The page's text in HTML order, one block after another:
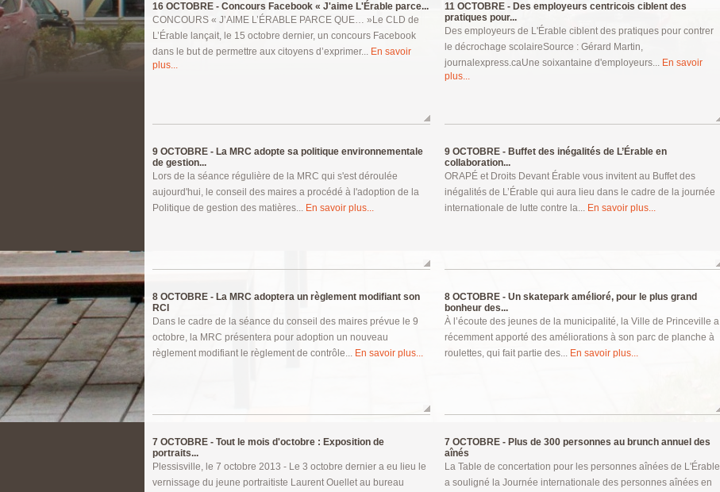
16 OCTOBRE - Concours Facebook « J'aime L'Érable parce...
CONCOURS « J’AIME L’ÉRABLE PARCE QUE… »Le CLD de
L’Érable lançait, le 15 octobre dernier, un concours Facebook
dans le but de permettre aux citoyens d’exprimer... En savoir
plus...
11 OCTOBRE - Des employeurs centricois ciblent des
pratiques pour...
Des employeurs de L'Érable ciblent des pratiques pour contrer
le décrochage scolaireSource : Gérard Martin,
journalexpress.caUne soixantaine d'employeurs... En savoir
plus...
9 OCTOBRE - La MRC adopte sa politique environnementale
de gestion...
Lors de la séance régulière de la MRC qui s'est déroulée
aujourd'hui, le conseil des maires a procédé à l'adoption de la
Politique de gestion des matières... En savoir plus...
9 OCTOBRE - Buffet des inégalités de L’Érable en
collaboration...
ORAPÉ et Droits Devant Érable vous invitent au Buffet des
inégalités de L’Érable qui aura lieu dans le cadre de la journée
internationale de lutte contre la... En savoir plus...
8 OCTOBRE - La MRC adoptera un règlement modifiant son
RCI
Dans le cadre de la séance du conseil des maires prévue le 9
octobre, la MRC présentera pour adoption un nouveau
règlement modifiant le règlement de contrôle... En savoir plus...
8 OCTOBRE - Un skatepark amélioré, pour le plus grand
bonheur des...
À l’écoute des jeunes de la municipalité, la Ville de Princeville a
récemment apporté des améliorations à son parc de planche à
roulettes, qui fait partie des... En savoir plus...
7 OCTOBRE - Tout le mois d'octobre : Exposition de
portraits...
Plessisville, le 7 octobre 2013 - Le 3 octobre dernier a eu lieu le
vernissage du jeune portraitiste Laurent Ouellet au bureau
7 OCTOBRE - Plus de 300 personnes au brunch annuel des
aînés
La Table de concertation pour les personnes aînées de L'Érable
a souligné la Journée internationale des personnes aînées en